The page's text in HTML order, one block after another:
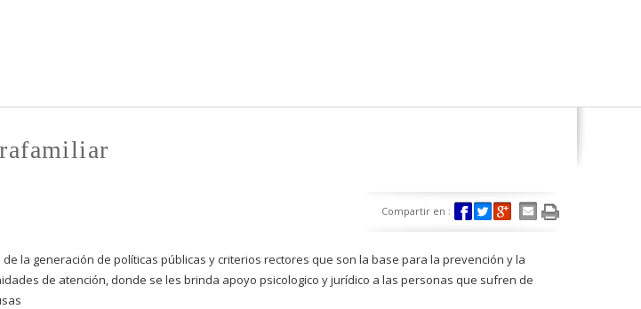
Compartir en :
la generación de polí­ticas públicas y criterios rectores que son la base para la prevención y la
de atención, donde se les brinda apoyo psicologico y jurí­dico a las personas que sufren de